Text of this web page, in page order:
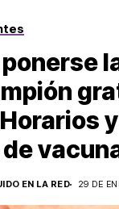
EN LA RED
29 DE